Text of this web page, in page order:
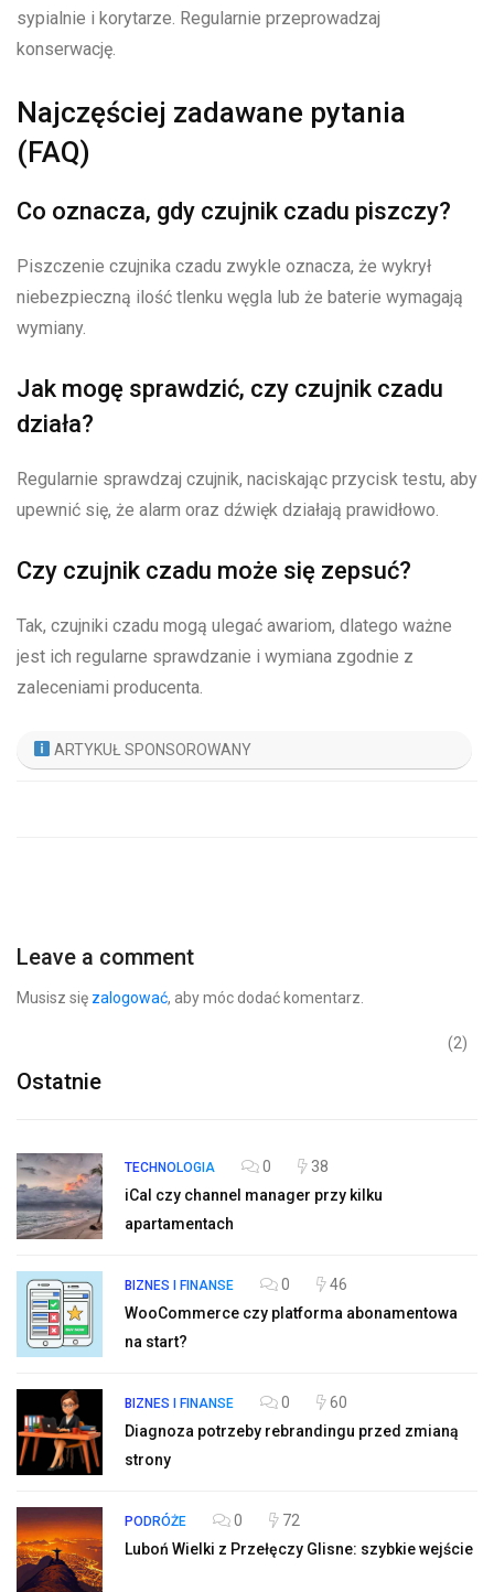
sypialnie i korytarze. Regularnie przeprowadzaj
konserwację.
Najczęściej zadawane pytania
(FAQ)
Co oznacza, gdy czujnik czadu piszczy?
Piszczenie czujnika czadu zwykle oznacza, że wykrył
niebezpieczną ilość tlenku węgla lub że baterie wymagają
wymiany.
Jak mogę sprawdzić, czy czujnik czadu
działa?
Regularnie sprawdzaj czujnik, naciskając przycisk testu, aby
upewnić się, że alarm oraz dźwięk działają prawidłowo.
Czy czujnik czadu może się zepsuć?
Tak, czujniki czadu mogą ulegać awariom, dlatego ważne
jest ich regularne sprawdzanie i wymiana zgodnie z
zaleceniami producenta.
ARTYKUŁ SPONSOROWANY
Leave a comment
Musisz się zalogować, aby móc dodać komentarz.
Ostatnie
TECHNOLOGIA 0
38
iCal czy channel manager przy kilku
apartamentach
BIZNES I FINANSE 0
46
WooCommerce czy platforma abonamentowa
na start?
BIZNES I FINANSE 0
60
Diagnoza potrzeby rebrandingu przed zmianą
strony
PODRÓŻE 0
72
Luboń Wielki z Przełęczy Glisne: szybkie wejście
(2)